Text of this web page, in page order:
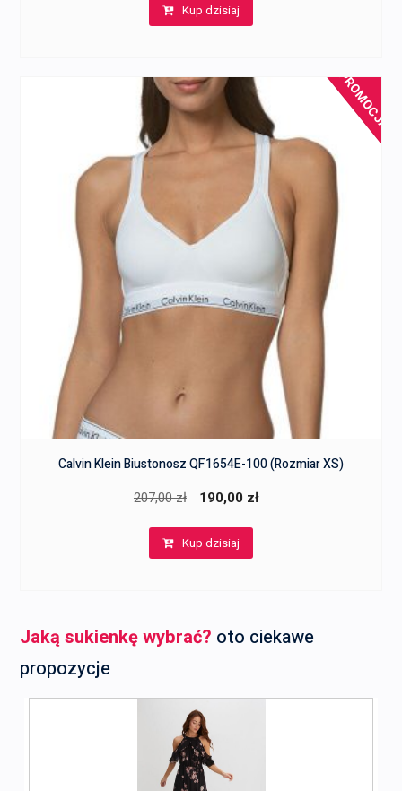
wynosiła:
Kup dzisiaj
PROMOCJA!
Calvin Klein Biustonosz QF1654E-100 (Rozmiar XS)
207,00zł
Pierwotna
wynosiła:
190,00 zł
Kup dzisiaj
Jaką sukienkę wybrać? oto ciekawe
propozycje